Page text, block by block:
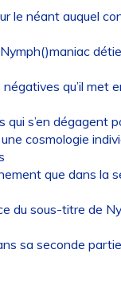
le néant auquel
qu’il met
qui s’en dégagent
cosmologie
que dans la
du sous-titre de
sa seconde